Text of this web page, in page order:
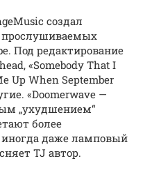
создал
прослушиваемых
Под редактирование
«Somebody That I
Up When September
«Doomerwave —
„ухудшением“
более
даже ламповый
TJ автор.